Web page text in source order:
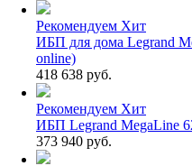
Рекомендуем Хит
ИБП для дома Legrand
online)
418 638 руб.
Рекомендуем Хит
ИБП Legrand MegaLine
373 940 руб.